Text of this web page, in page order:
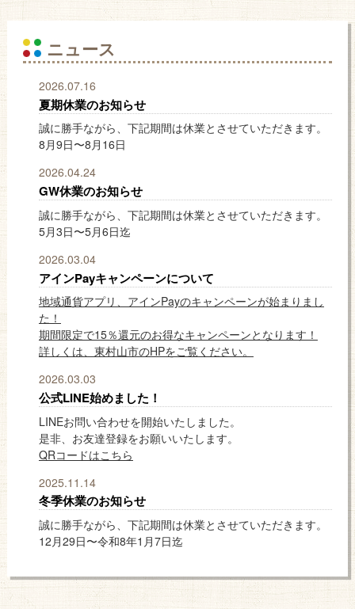
ニュース
2026.07.16
夏期休業のお知らせ
誠に勝手ながら、下記期間は休業とさせていただきます。
8月9日〜8月16日
2026.04.24
GW休業のお知らせ
誠に勝手ながら、下記期間は休業とさせていただきます。
5月3日〜5月6日迄
2026.03.04
アインPayキャンペーンについて
地域通貨アプリ、アインPayのキャンペーンが始まりまし
た！
期間限定で15％還元のお得なキャンペーンとなります！
詳しくは、東村山市のHPをご覧ください。
2026.03.03
公式LINE始めました！
LINEお問い合わせを開始いたしました。
是非、お友達登録をお願いいたします。
QRコードはこちら
2025.11.14
冬季休業のお知らせ
誠に勝手ながら、下記期間は休業とさせていただきます。
12月29日〜令和8年1月7日迄